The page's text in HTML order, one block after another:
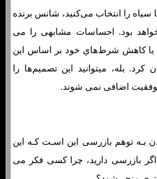
سیاه را انتخاب می‌کنید، شانس برنده
بود. احساسات مشابهی را می
یا کاهش شرط‌هاي‌ خود بر اساس این
بله، میتوانید این تصمیم‌ها را
موفقیت اضافی نمی شوند.
بـه توهم بازرسی این اسـت کـه این
بازرسی دارید، چرا کسی فکر می